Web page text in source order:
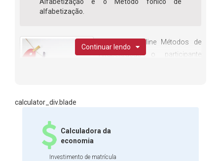
alfabetização.
No Curso Online Métodos de
Alfabetização o participante
durante a alfabetização. São abordadas técnicas
contribuir para a alfabetização e o letramento dos alunos,
relacionando pontos importantes como a linguagem
escrita, as emoções e os aspectos afetivos no processo
Continuar lendo
calculator_div.blade
Calculadora da
economia
Investimento de matrícula